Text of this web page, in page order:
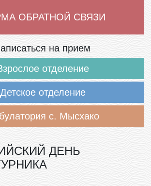
ОБРАТНОЙ СВЯЗИ
на прием
отделение
Детское отделение
с. Мысхако
ДЕНЬ